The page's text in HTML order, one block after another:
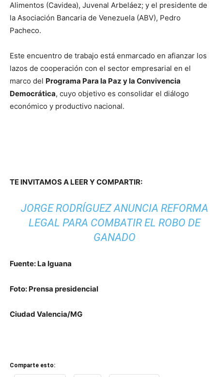
Alimentos (Cavidea), Juvenal Arbeláez; y el presidente de
la Asociación Bancaria de Venezuela (ABV), Pedro
Pacheco.
Este encuentro de trabajo está enmarcado en afianzar los
lazos de cooperación con el sector empresarial en el
marco del Programa Para la Paz y la Convivencia
Democrática, cuyo objetivo es consolidar el diálogo
económico y productivo nacional.
TE INVITAMOS A LEER Y COMPARTIR:
JORGE RODRÍGUEZ ANUNCIA REFORMA
LEGAL PARA COMBATIR EL ROBO DE
GANADO
Fuente: La Iguana
Foto: Prensa presidencial
Ciudad Valencia/MG
Comparte esto: